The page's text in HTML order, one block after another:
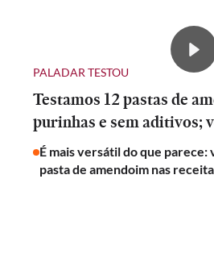
PALADAR TESTOU
Testamos 12 pastas de
purinhas e sem aditivos;
É mais versátil do que parece:
pasta de amendoim nas